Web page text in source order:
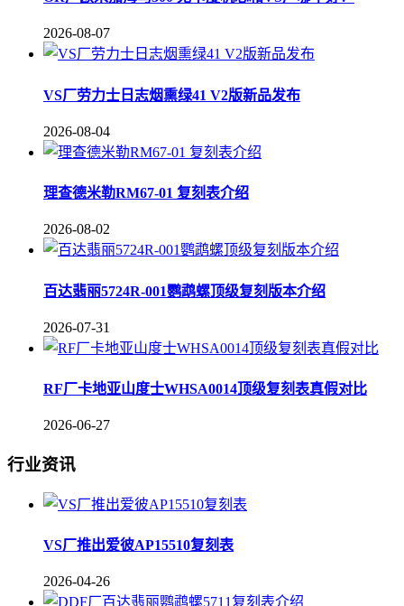
2026-08-07
VS厂劳力士日志烟熏绿41 V2版新品发布
2026-08-04
理查德米勒RM67-01 复刻表介绍
2026-08-02
百达翡丽5724R-001鹦鹉螺顶级复刻版本介绍
2026-07-31
RF厂卡地亚山度士WHSA0014顶级复刻表真假对比
2026-06-27
行业资讯
VS厂推出爱彼AP15510复刻表
2026-04-26